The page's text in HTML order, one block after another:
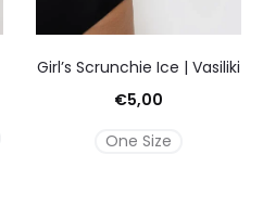
Girl’s Scrunchie Ice | Vasiliki
€5,00
One Size